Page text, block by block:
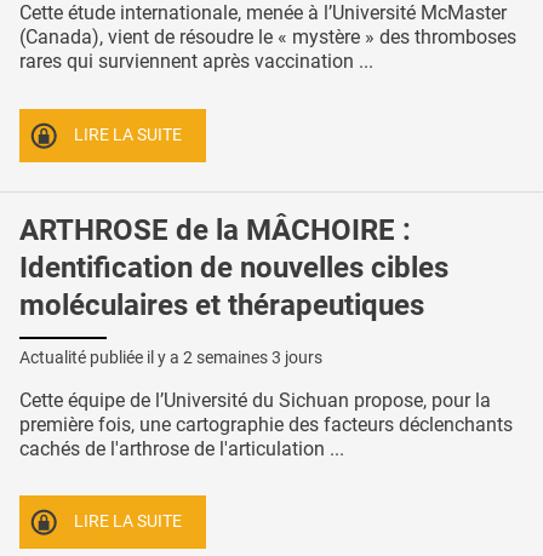
Cette étude internationale, menée à l’Université McMaster
(Canada), vient de résoudre le « mystère » des thromboses
rares qui surviennent après vaccination ...
LIRE LA SUITE
ARTHROSE de la MÂCHOIRE :
Identification de nouvelles cibles
moléculaires et thérapeutiques
Actualité publiée il y a 2 semaines 3 jours
Cette équipe de l’Université du Sichuan propose, pour la
première fois, une cartographie des facteurs déclenchants
cachés de l'arthrose de l'articulation ...
LIRE LA SUITE